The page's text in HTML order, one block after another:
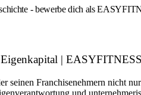
- bewerbe dich als
|
Franchisenehmern nicht
und